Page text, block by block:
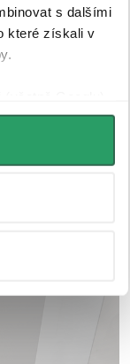
s dalšími
které získali v
a